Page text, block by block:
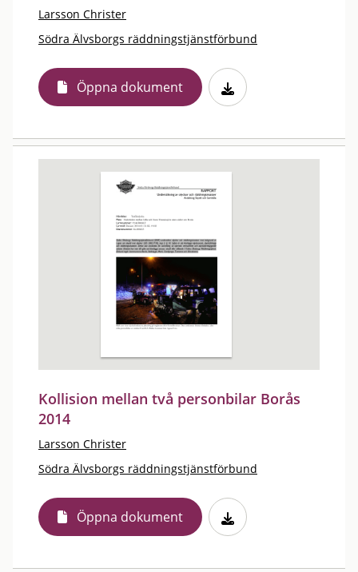
Larsson Christer
Södra Älvsborgs räddningstjänstförbund
Öppna dokument
Kollision mellan två personbilar Borås
2014
Larsson Christer
Södra Älvsborgs räddningstjänstförbund
Öppna dokument